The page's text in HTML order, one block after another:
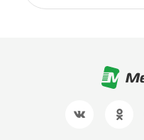
+7 (961) 999-93-93